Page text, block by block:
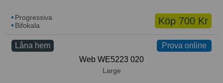
Köp 700 Kr
Progressiva
Bifokala
Prova online
Prova online
Låna hem
Web WE5223 020
Large